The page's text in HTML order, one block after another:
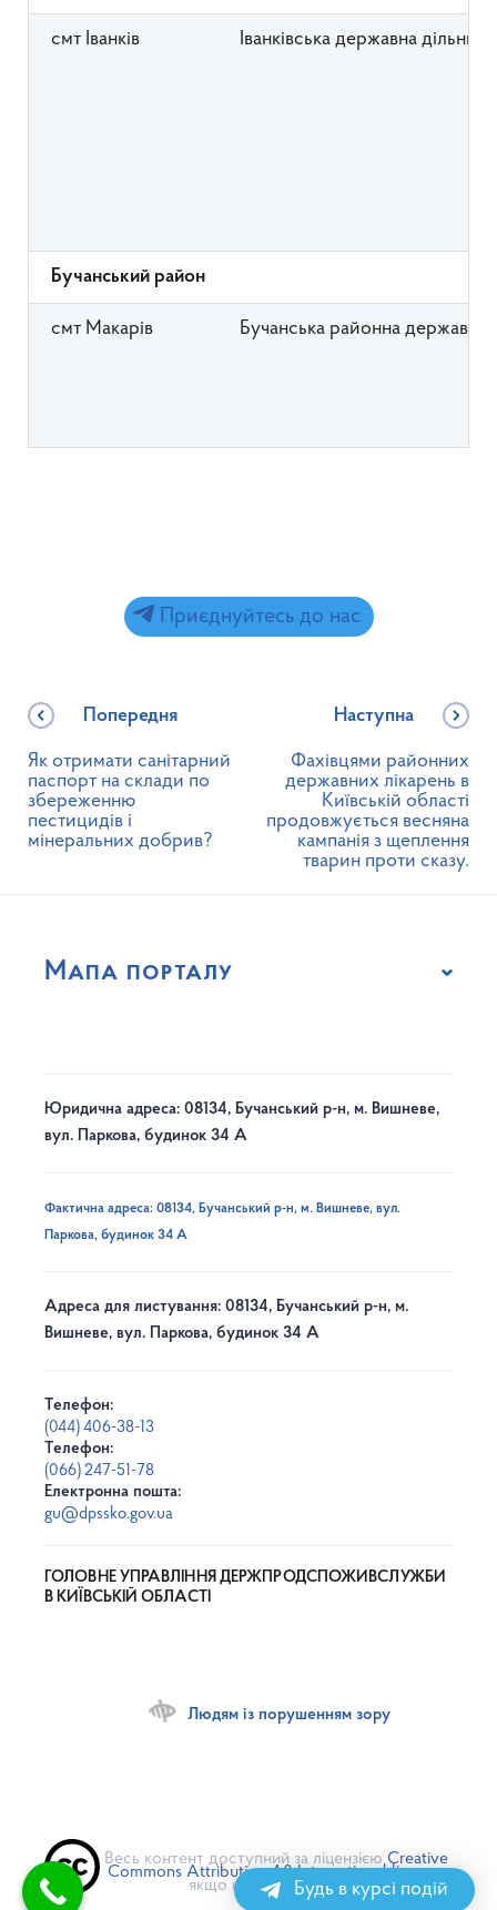
смт Іванків Іванківська державна
Бучанський район
смт Макарів Бучанська районна державна
Приєднуйтесь до нас
Попередня
Як отримати санітарний
паспорт на склади по
збереженню
пестицидів і
мінеральних добрив?
Наступна
Фахівцями районних
державних лікарень в
Київській області
продовжується весняна
кампанія з щеплення
тварин проти сказу.
Мапа порталу
Юридична адреса: 08134, Бучанський р-н, м. Вишневе,
вул. Паркова, будинок 34 А
Фактична адреса: 08134, Бучанський р-н, м. Вишневе, вул.
Паркова, будинок 34 А
Адреса для листування: 08134, Бучанський р-н, м.
Вишневе, вул. Паркова, будинок 34 А
Телефон:
(044) 406-38-13
Телефон:
(066) 247-51-78
Електронна пошта:
gu@dpssko.gov.ua
ГОЛОВНЕ УПРАВЛІННЯ ДЕРЖПРОДСПОЖИВСЛУЖБИ
В КИЇВСЬКІЙ ОБЛАСТІ
Людям із порушенням зору
Весь контент доступний за ліцензією Creative
Commons Attribution 4.0 International license,
якщо не зазначено іншеБудь в курсі подій